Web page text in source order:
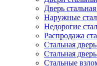
Дверь
Наружные
Недорогие
Распродажа
Стальная
Стальная
Стальные